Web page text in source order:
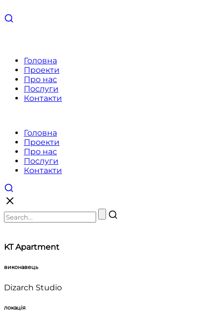
Головна
Проекти
Про нас
Послуги
Контакти
Головна
Проекти
Про нас
Послуги
Контакти
KT Apartment
виконавець
Dizarch Studio
локація